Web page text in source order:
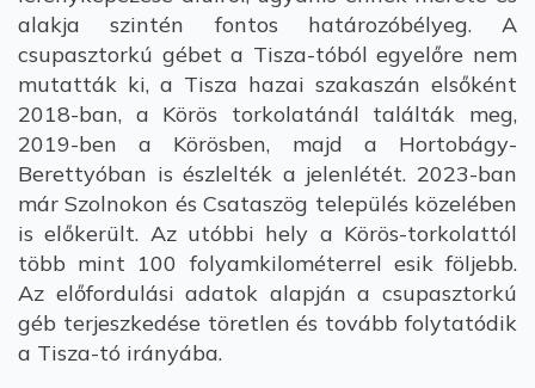
alakja szintén fontos határozóbélyeg. A
csupasztorkú gébet a Tisza-tóból egyelőre nem
mutatták ki, a Tisza hazai szakaszán elsőként
2018-ban, a Körös torkolatánál találták meg,
2019-ben a Körösben, majd a Hortobágy-
Berettyóban is észlelték a jelenlétét. 2023-ban
már Szolnokon és Csataszög település közelében
is előkerült. Az utóbbi hely a Körös-torkolattól
több mint 100 folyamkilométerrel esik följebb.
Az előfordulási adatok alapján a csupasztorkú
géb terjeszkedése töretlen és tovább folytatódik
a Tisza-tó irányába.